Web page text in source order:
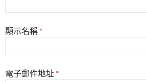
顯示名稱 *
電子郵件地址 *